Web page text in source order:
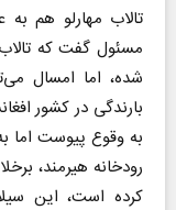
تالاب مهارلو هم
مسئول گفت که
شده، اما امسال
بارندگی در کشور
به وقوع پیوست اما
رودخانه هیرمند،
کرده است، این